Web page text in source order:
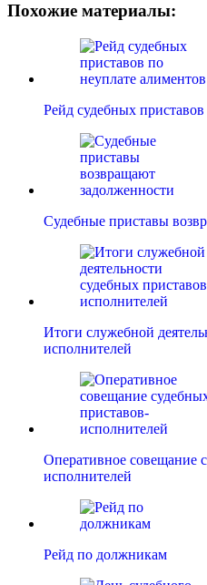
Похожие материалы:
Рейд судебных
Судебные приставы
Итоги служебной
исполнителей
Оперативное совещание
исполнителей
Рейд по должникам